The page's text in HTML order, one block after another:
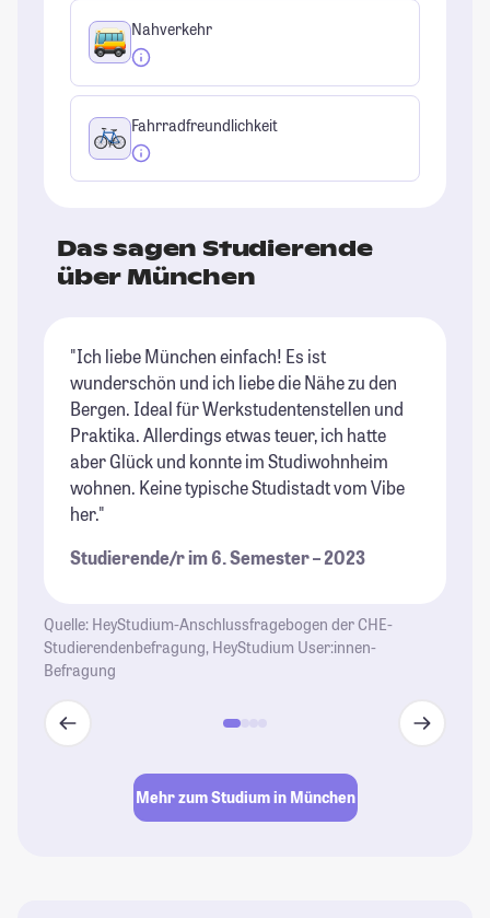
Nahverkehr
Fahrradfreundlichkeit
Das sagen Studierende
über München
"Ich liebe München einfach! Es ist
wunderschön und ich liebe die Nähe zu den
Bergen. Ideal für Werkstudentenstellen und
Praktika. Allerdings etwas teuer, ich hatte
aber Glück und konnte im Studiwohnheim
wohnen. Keine typische Studistadt vom Vibe
her."
Studierende/r im 6. Semester – 2023
Quelle: HeyStudium-Anschlussfragebogen der CHE-
Studierendenbefragung, HeyStudium User:innen-
Befragung
Mehr zum Studium in München